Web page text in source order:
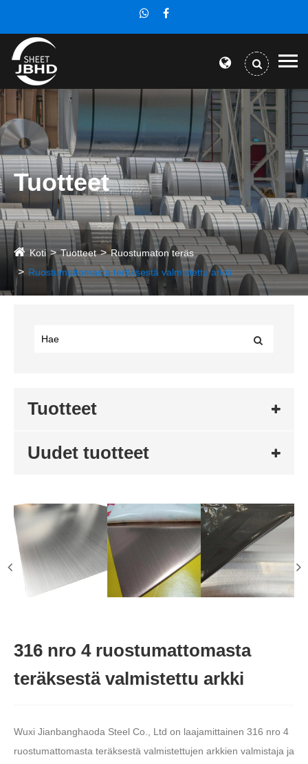
Tuotteet
Koti Tuotteet
Ruostumaton teräs
Ruostumattomasta teräksestä valmistettu arkki
Tuotteet
Uudet tuotteet
316 nro 4 ruostumattomasta
teräksestä valmistettu arkki
Wuxi Jianbanghaoda Steel Co., Ltd on laajamittainen 316 nro 4
ruostumattomasta teräksestä valmistettujen arkkien valmistaja ja